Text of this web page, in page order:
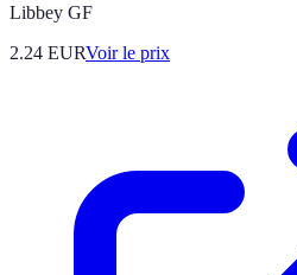
Libbey GF
2.24 EURVoir le prix